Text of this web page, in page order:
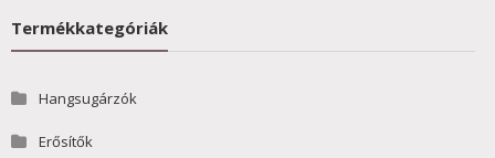
Termékkategóriák
Hangsugárzók
Erősítők